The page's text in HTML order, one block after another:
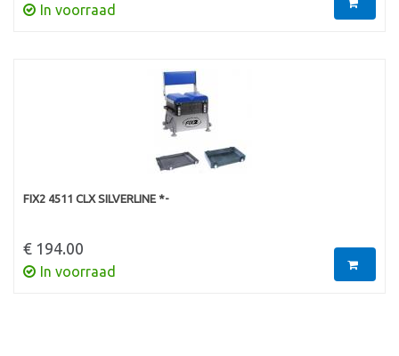
In voorraad
FIX2 4511 CLX SILVERLINE *-
€ 194.00
In voorraad